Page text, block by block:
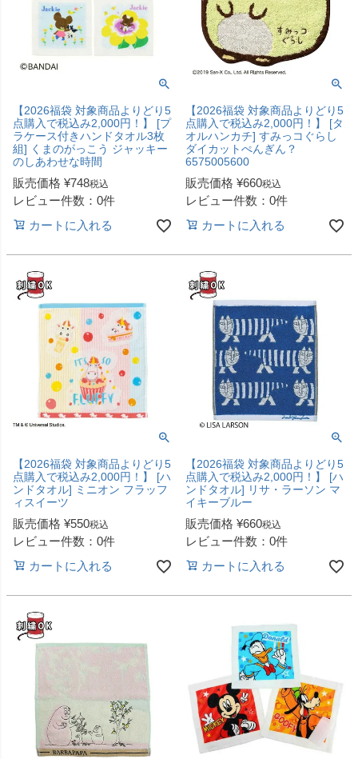
【2026福袋 対象商品よりどり5
点購入で税込み2,000円！】 [プ
ラケース付きハンドタオル3枚
組] くまのがっこう ジャッキー
のしあわせな時間
販売価格 ¥748税込
レビュー件数：0件
カートに入れる
【2026福袋 対象商品よりどり5
点購入で税込み2,000円！】 [タ
オルハンカチ] すみっコぐらし
ダイカットぺんぎん？
6575005600
販売価格 ¥660税込
レビュー件数：0件
カートに入れる
【2026福袋 対象商品よりどり5
点購入で税込み2,000円！】 [ハ
ンドタオル] ミニオン フラッフ
ィスイーツ
販売価格 ¥550税込
レビュー件数：0件
カートに入れる
【2026福袋 対象商品よりどり5
点購入で税込み2,000円！】 [ハ
ンドタオル] リサ・ラーソン マ
イキーブルー
販売価格 ¥660税込
レビュー件数：0件
カートに入れる